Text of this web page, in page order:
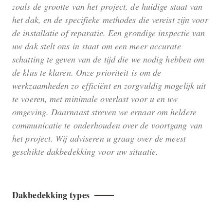
zoals de grootte van het project, de huidige staat van
het dak, en de specifieke methodes die vereist zijn voor
de installatie of reparatie. Een grondige inspectie van
uw dak stelt ons in staat om een meer accurate
schatting te geven van de tijd die we nodig hebben om
de klus te klaren. Onze prioriteit is om de
werkzaamheden zo efficiënt en zorgvuldig mogelijk uit
te voeren, met minimale overlast voor u en uw
omgeving. Daarnaast streven we ernaar om heldere
communicatie te onderhouden over de voortgang van
het project. Wij adviseren u graag over de meest
geschikte dakbedekking voor uw situatie.
Dakbedekking types